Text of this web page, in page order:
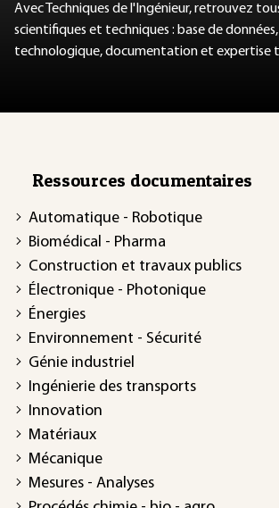
Avec Techniques de l'Ingénieur, retrouvez
scientifiques et techniques : base de
technologique, documentation et expertise
Ressources documentaires
Automatique - Robotique
Biomédical - Pharma
Construction et travaux publics
Électronique - Photonique
Énergies
Environnement - Sécurité
Génie industriel
Ingénierie des transports
Innovation
Matériaux
Mécanique
Mesures - Analyses